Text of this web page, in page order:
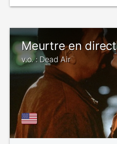
Meurtre en direct
v.o. : Dead Air